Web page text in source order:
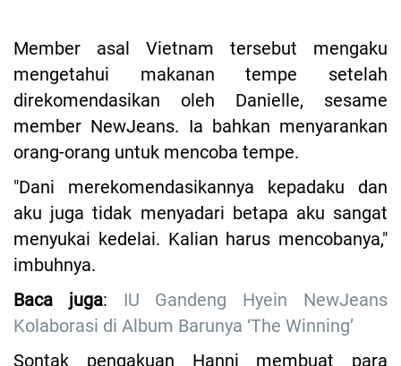
Member asal Vietnam tersebut mengaku
mengetahui makanan tempe setelah
direkomendasikan oleh Danielle, sesame
member NewJeans. Ia bahkan menyarankan
orang-orang untuk mencoba tempe.
"Dani merekomendasikannya kepadaku dan
aku juga tidak menyadari betapa aku sangat
menyukai kedelai. Kalian harus mencobanya,"
imbuhnya.
Baca juga: IU Gandeng Hyein NewJeans
Kolaborasi di Album Barunya ‘The Winning’
Sontak pengakuan Hanni membuat para